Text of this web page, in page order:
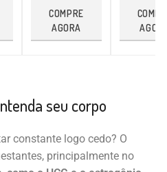
COMPRE
AGORA
COMPRE
AGORA
seu corpo
constante logo cedo? O
principalmente no